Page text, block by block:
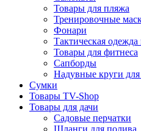
Товары для пляжа
Тренировочные
Фонари
Тактическая одежда
Товары для фитнеса
Сапборды
Надувные круги
Сумки
Товары TV-Shop
Товары для дачи
Садовые перчатки
Шланги для полива